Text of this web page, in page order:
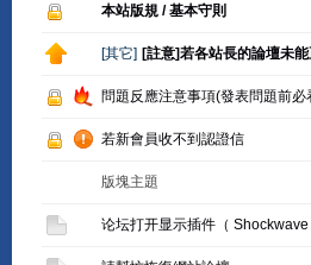
本站版規 / 基本守則
[其它] [註意]若各站長的論壇未
問題反應注意事項(發表問題前必
若新會員收不到認證信
版塊主題
论坛打开显示插件（